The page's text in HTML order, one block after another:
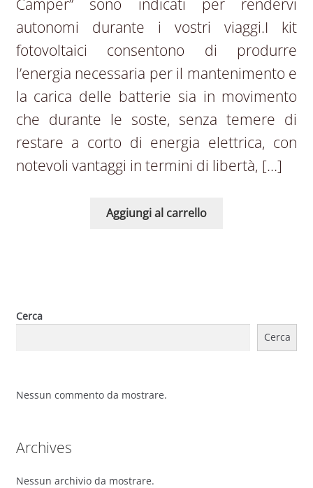
Camper” sono indicati per rendervi
autonomi durante i vostri viaggi.I kit
fotovoltaici consentono di produrre
l’energia necessaria per il mantenimento e
la carica delle batterie sia in movimento
che durante le soste, senza temere di
restare a corto di energia elettrica, con
notevoli vantaggi in termini di libertà, […]
Aggiungi al carrello
Cerca
Cerca
Nessun commento da mostrare.
Archives
Nessun archivio da mostrare.